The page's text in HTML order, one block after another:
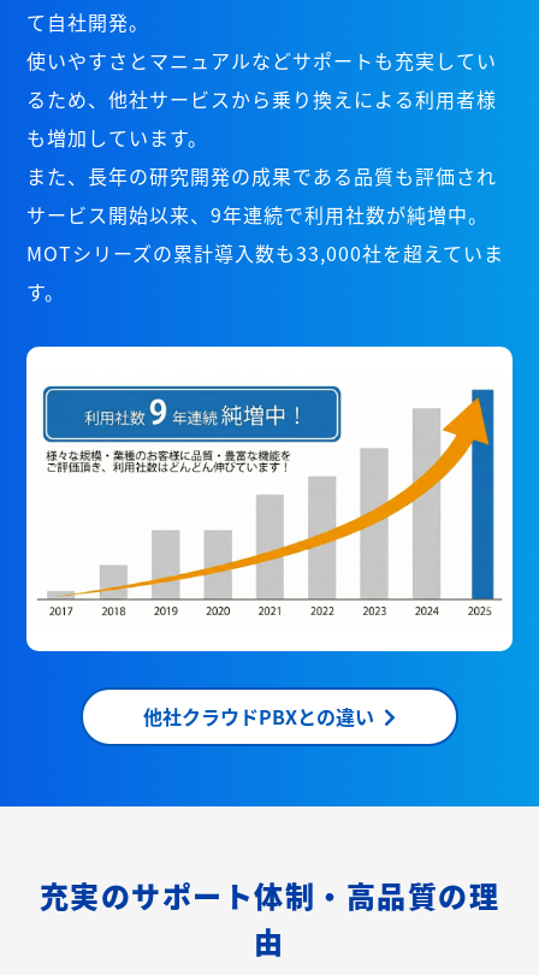
て自社開発。
使いやすさとマニュアルなどサポートも充実してい
るため、他社サービスから乗り換えによる利用者様
も増加しています。
また、長年の研究開発の成果である品質も評価され
サービス開始以来、9年連続で利用社数が純増中。
MOTシリーズの累計導入数も33,000社を超えていま
す。
他社クラウドPBXとの違い
充実のサポート体制・高品質の理
由